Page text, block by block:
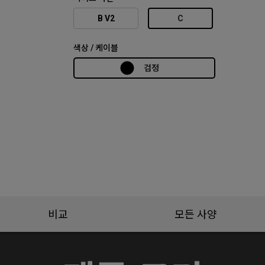
B V2 C
색상 / 케이블
검정
비교 모든 사양